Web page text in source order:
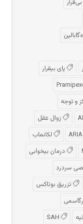
پای بیقرار
و توجه
زوال عقل
لکانماب
درمان بیخوابی
سردرد
تزریق بوتاکس